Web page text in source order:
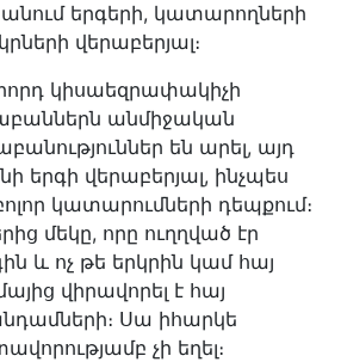
երգերի, կատարողների
վերաբերյալ։
կիսաեզրափակիչի
անմիջական
են արել, այդ
երգի վերաբերյալ, ինչպես
կատարումների դեպքում։
մեկը, որը ուղղված էր
և ոչ թե երկրին կամ հայ
վիրավորել է հայ
Սա իհարկե
չի եղել։